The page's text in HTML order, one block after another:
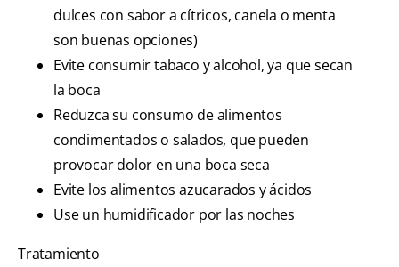
dulces con sabor a cítricos, canela o menta
son buenas opciones)
Evite consumir tabaco y alcohol, ya que secan
la boca
Reduzca su consumo de alimentos
condimentados o salados, que pueden
provocar dolor en una boca seca
Evite los alimentos azucarados y ácidos
Use un humidificador por las noches
Tratamiento